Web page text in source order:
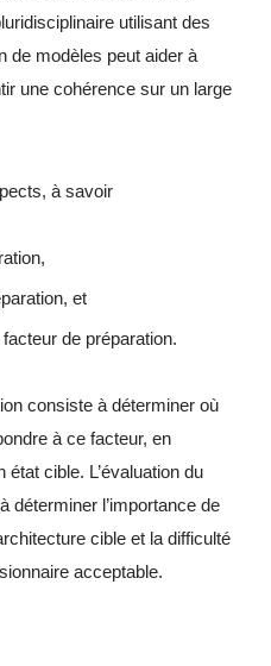
utilisant des
de modèles peut aider à
une cohérence sur un large
à savoir
et
de préparation.
consiste à déterminer où
à ce facteur, en
cible. L’évaluation du
déterminer l’importance de
cible et la difficulté
acceptable.